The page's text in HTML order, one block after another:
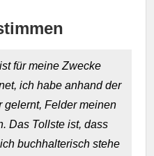
für meine Zwecke
ich habe anhand der
gelernt, Felder meinen
Das Tollste ist, dass
buchhalterisch stehe